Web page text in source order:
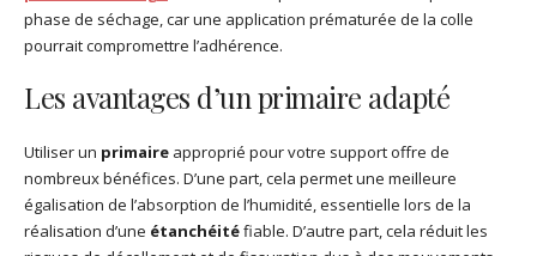
phase de séchage, car une application prématurée de la colle
pourrait compromettre l’adhérence.
Les avantages d’un primaire adapté
Utiliser un primaire approprié pour votre support offre de
nombreux bénéfices. D’une part, cela permet une meilleure
égalisation de l’absorption de l’humidité, essentielle lors de la
réalisation d’une étanchéitéfiable. D’autre part, cela réduit les